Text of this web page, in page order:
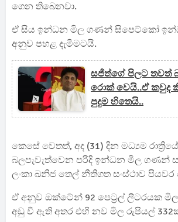
ගෙන තිබෙනවා.
ඒ සිය ඉන්ධන මිල ගණන් සිපෙට්කෝ
අනුව පහළ දැමීමටයි.
සජිත්ගේ පිලට තවත්
රොක් වෙයි..ඒ කවුද
පුදුම හිතෙයි..
කෙසේ වෙතත්, අද (31) දින මධ්‍යම
බලපැවැත්වෙන පරිදි ඉන්ධන මිල ගණන්
ලංකා ඛනිජ තෙල් නීතිගත සංස්ථාව
ඒ අනුව ඔක්ටේන් 92 පෙට්‍රල් ලීටරයක
අඩු වී ඇති අතර එහි නව මිල රුපියල්